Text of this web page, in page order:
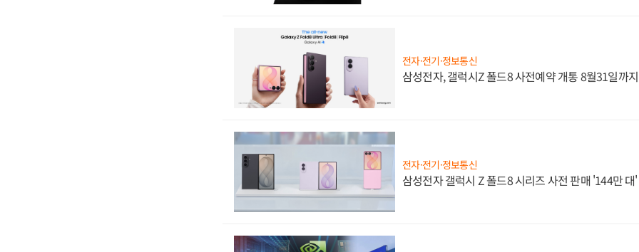
전자·전기·정보통신
삼성전자, 갤럭시Z 폴드8 사전예약 개통 8월31일까
전자·전기·정보통신
삼성전자 갤럭시 Z 폴드8 시리즈 사전 판매 '144만 대